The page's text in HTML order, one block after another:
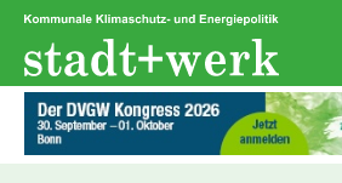
Zum
springen